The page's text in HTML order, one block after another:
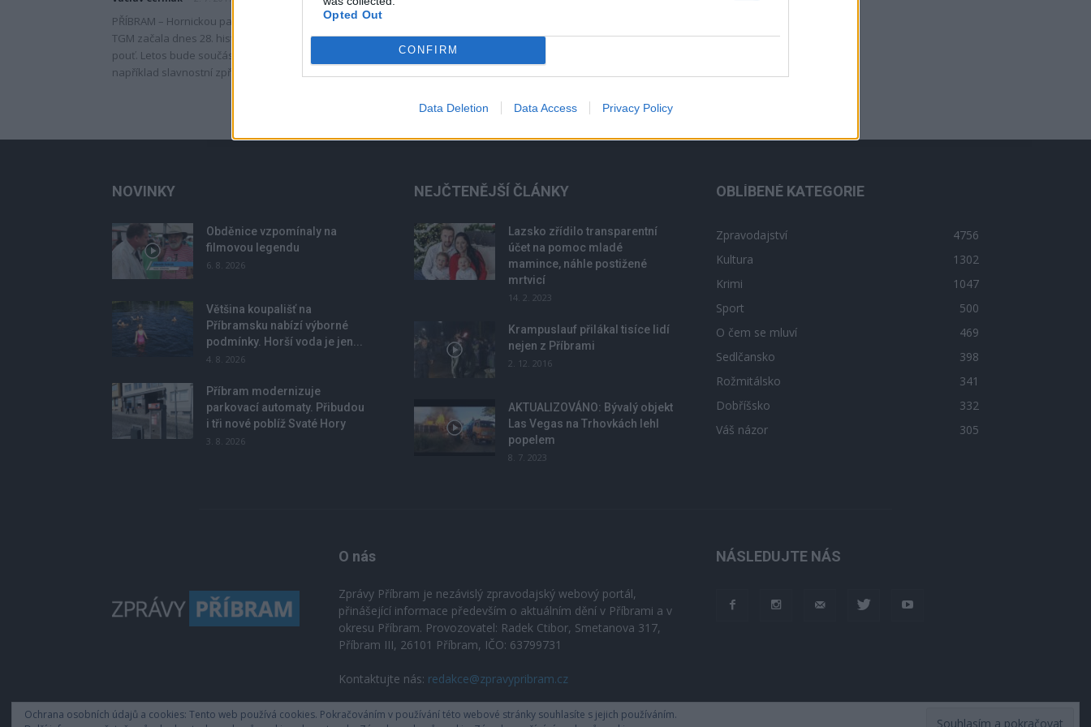
Opted Out
CONFIRM
Data Deletion Data Access Privacy Policy
PŘÍBRAM – Hornickou parádou v 9 hodin z náměstí
TGM začala dnes 28. historická hornická Prokopská
pouť. Letos bude součástí nabitého programu
například slavnostní zpřístupnění další...
NOVINKY
Obděnice vzpomínaly na
filmovou legendu
6. 8. 2026
Většina koupališť na
Příbramsku nabízí výborné
podmínky. Horší voda je jen...
4. 8. 2026
Příbram modernizuje
parkovací automaty. Přibudou
i tři nové poblíž Svaté Hory
3. 8. 2026
NEJČTENĚJŠÍ ČLÁNKY
Lazsko zřídilo transparentní
účet na pomoc mladé
mamince, náhle postižené
mrtvicí
14. 2. 2023
Krampuslauf přilákal tisíce lidí
nejen z Příbrami
2. 12. 2016
AKTUALIZOVÁNO: Bývalý objekt
Las Vegas na Trhovkách lehl
popelem
8. 7. 2023
OBLÍBENÉ KATEGORIE
Zpravodajství
4756
Kultura
1302
Krimi
1047
Sport
500
O čem se mluví
469
Sedlčansko
398
Rožmitálsko
341
Dobříšsko
332
Váš názor
305
O nás
Zprávy Příbram je nezávislý zpravodajský webový portál,
přinášející informace především o aktuálním dění v Příbrami a v
okresu Příbram. Provozovatel: Radek Ctibor, Smetanova 317,
Příbram III, 26101 Příbram, IČO: 63799731
Kontaktujte nás: redakce@zpravypribram.cz
NÁSLEDUJTE NÁS
Ochrana osobních údajů a cookies: Tento web používá cookies. Pokračováním v používání této webové stránky souhlasíte s jejich používáním.